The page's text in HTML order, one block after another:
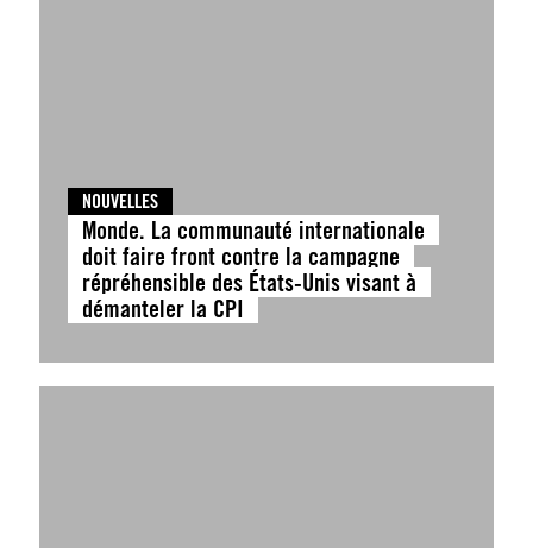
NOUVELLES
Monde. La communauté internationale
doit faire front contre la campagne
répréhensible des États-Unis visant à
démanteler la CPI